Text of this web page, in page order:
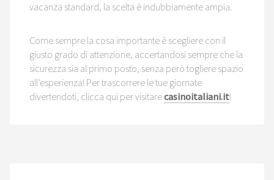
vacanza standard, la scelta è indubbiamente ampia.
Come sempre la cosa importante è scegliere con il
giusto grado di attenzione, accertandosi sempre che la
sicurezza sia al primo posto, senza però togliere spazio
all’esperienza! Per trascorrere le tue giornate
divertendoti, clicca qui per visitarecasinoitaliani.it!